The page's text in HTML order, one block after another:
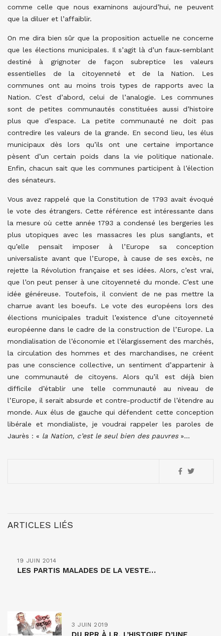
comme celle que nous examinons aujourd’hui, ne peuvent
que la diluer et l’affaiblir.
On me dira bien sûr que la proposition actuelle ne concerne
que les élections municipales. Il s’agit là d’un faux-semblant
destiné à grignoter de façon subreptice les valeurs
essentielles de la citoyenneté et de la Nation. Les
communes ont au moins trois types de rapports avec la
Nation. C’est d’abord, celui de l’analogie. Les communes
sont de petites communautés constituées aussi d’histoire
plus que d’espace. La petite communauté ne doit pas
contredire les valeurs de la grande. En second lieu, les élus
municipaux dès lors qu’ils ont une certaine importance
pèsent d’un certain poids dans la vie politique nationale.
Enfin, chacun sait que les communes participent à l’élection
des sénateurs.
Vous avez rappelé que la Constitution de 1793 avait évoqué
le vote des étrangers. Cette référence est intéressante dans
la mesure où cette année 1793 a condensé les bergeries les
plus utopiques avec les massacres les plus sanglants, et
qu’elle pensait imposer à l’Europe sa conception
universaliste avant que l’Europe, à cause de ses excès, ne
rejette la Révolution française et ses idées. Alors, c’est vrai,
que l’on peut penser à une citoyenneté du monde. C’est une
idée généreuse. Toutefois, il convient de ne pas mettre la
charrue avant les boeufs. Le vote des européens lors des
élections municipales traduit l’existence d’une citoyenneté
européenne dans le cadre de la construction de l’Europe. La
mondialisation de l’économie et l’élargissement des marchés,
la circulation des hommes et des marchandises, ne créent
pas une conscience collective, un sentiment d’appartenir à
une communauté de citoyens. Alors qu’il est déjà bien
difficile d’établir une telle communauté au niveau de
l’Europe, il serait absurde et contre-productif de l’étendre au
monde. Aux élus de gauche qui défendent cette conception
libérale et mondialiste, je voudrai rappeler les paroles de
Jaurès : « la Nation, c’est le seul bien des pauvres»…
ARTICLES LIÉS
19 JUIN 2014
LES PARTIS MALADES DE LA VESTE…
3 JUIN 2019